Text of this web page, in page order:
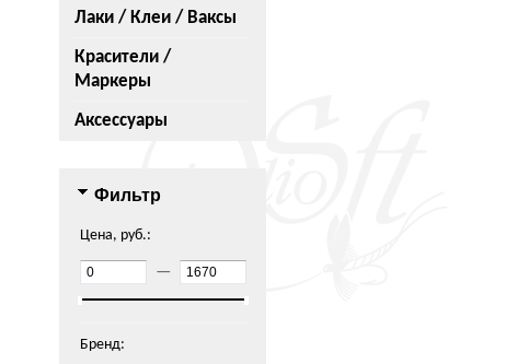
Лаки / Клеи / Ваксы
Красители /
Маркеры
Аксессуары
Фильтр
Цена, руб.:
—
Бренд: